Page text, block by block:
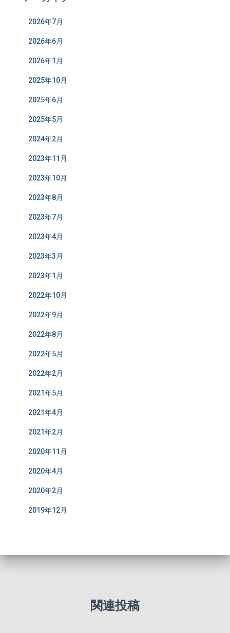
2026年7月
2026年6月
2026年1月
2025年10月
2025年6月
2025年5月
2024年2月
2023年11月
2023年10月
2023年8月
2023年7月
2023年4月
2023年3月
2023年1月
2022年10月
2022年9月
2022年8月
2022年5月
2022年2月
2021年5月
2021年4月
2021年2月
2020年11月
2020年4月
2020年2月
2019年12月
関連投稿